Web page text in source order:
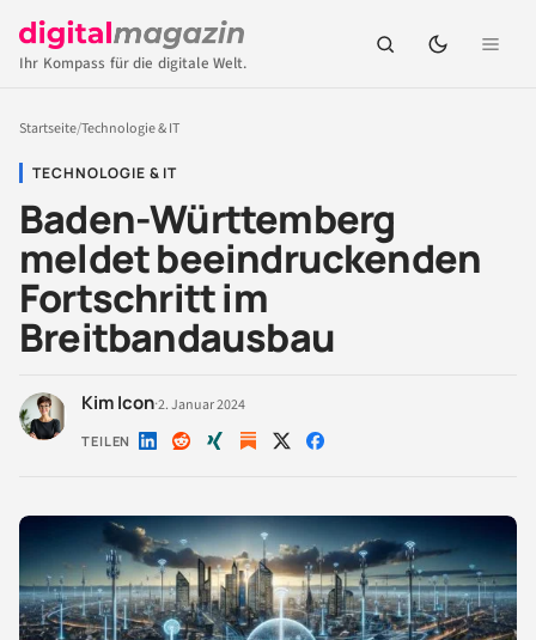
Ihr Kompass für die digitale Welt.
Startseite/Technologie & IT
TECHNOLOGIE & IT
Baden-Württemberg
meldet beeindruckenden
Fortschritt im
Breitbandausbau
Kim Icon·2. Januar 2024
TEILEN Auf Auf Auf Auf Auf